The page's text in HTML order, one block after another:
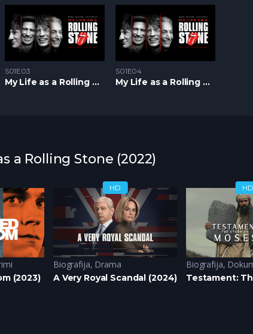
S01E03
My Life as a Rolling Stone S1 – Epizoda 03
S01E04
My Life as a Rolling Stone S1 – Epizoda 04
a Rolling Stone (2022)
(2023)
HD
Biografija, Drama
A Very Royal Scandal (2024)
HD
Biografija,
Testament: